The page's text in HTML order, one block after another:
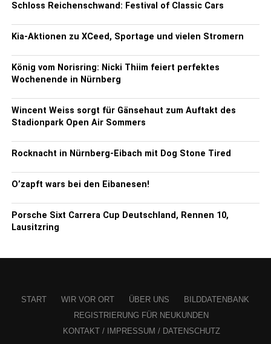
Schloss Reichenschwand: Festival of Classic Cars
Kia-Aktionen zu XCeed, Sportage und vielen Stromern
König vom Norisring: Nicki Thiim feiert perfektes
Wochenende in Nürnberg
Wincent Weiss sorgt für Gänsehaut zum Auftakt des
Stadionpark Open Air Sommers
Rocknacht in Nürnberg-Eibach mit Dog Stone Tired
O’zapft wars bei den Eibanesen!
Porsche Sixt Carrera Cup Deutschland, Rennen 10,
Lausitzring
START WIR VOR ORT ÜBER UNS
BILDDATENBANK
REGISTRIERUNG FÜR NEUKUNDEN
KONTAKT / IMPRESSUM / DATENSCHUTZ